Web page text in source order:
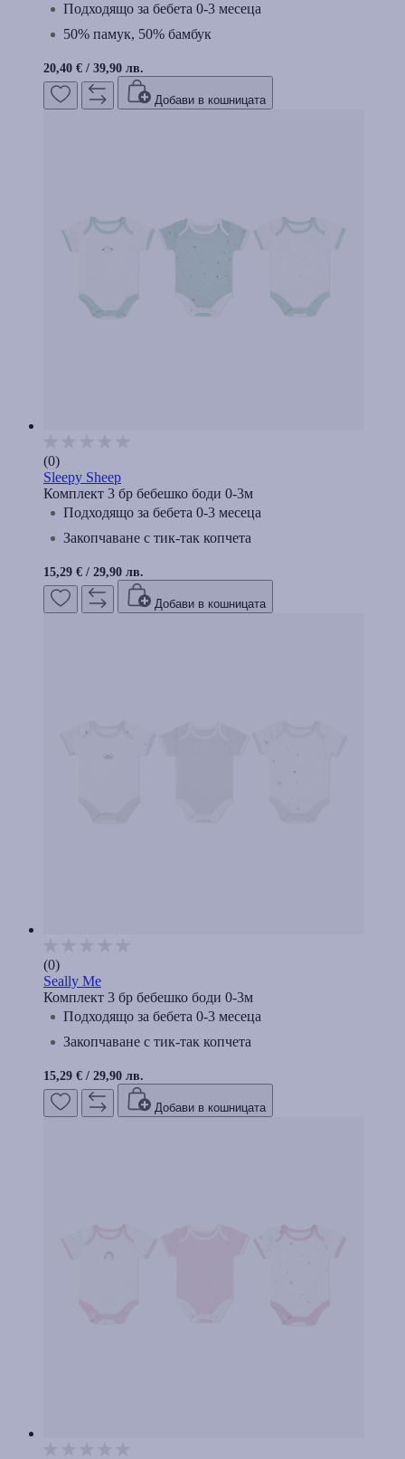
Подходящо за бебета 0-3 месеца
50% памук, 50% бамбук
20,40 € / 39,90 лв.
Добави в кошницата
(0)
Sleepy Sheep
Комплект 3 бр бебешко боди 0-3м
Подходящо за бебета 0-3 месеца
Закопчаване с тик-так копчета
15,29 € / 29,90 лв.
Добави в кошницата
(0)
Seally Me
Комплект 3 бр бебешко боди 0-3м
Подходящо за бебета 0-3 месеца
Закопчаване с тик-так копчета
15,29 € / 29,90 лв.
Добави в кошницата